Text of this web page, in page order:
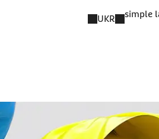
UKR simple